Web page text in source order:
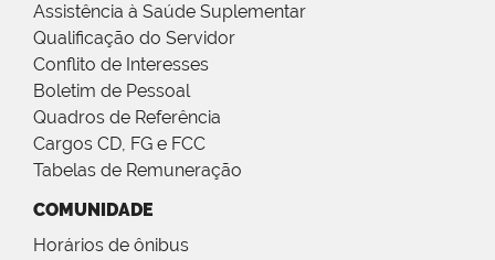
Assistência à Saúde Suplementar
Qualificação do Servidor
Conflito de Interesses
Boletim de Pessoal
Quadros de Referência
Cargos CD, FG e FCC
Tabelas de Remuneração
COMUNIDADE
Horários de ônibus